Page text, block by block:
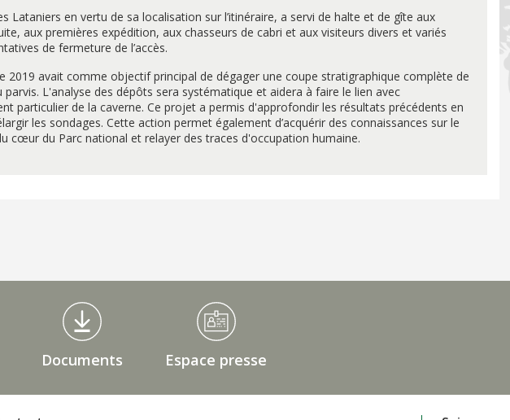
Lataniers en vertu de sa localisation sur l’itinéraire, a servi de halte et de gîte aux
aux premières expédition, aux chasseurs de cabri et aux visiteurs divers et variés
de fermeture de l’accès.
2019 avait comme objectif principal de dégager une coupe stratigraphique complète de
parvis. L'analyse des dépôts sera systématique et aidera à faire le lien avec
particulier de la caverne. Ce projet a permis d'approfondir les résultats précédents en
les sondages. Cette action permet également d’acquérir des connaissances sur le
cœur du Parc national et relayer des traces d'occupation humaine.
Documents Espace presse